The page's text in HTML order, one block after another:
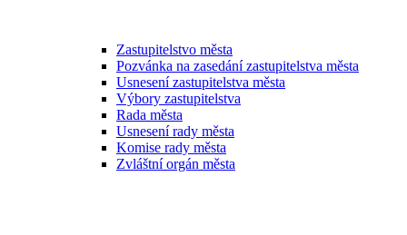
Zastupitelstvo města
Pozvánka na zasedání zastupitelstva města
Usnesení zastupitelstva města
Výbory zastupitelstva
Rada města
Usnesení rady města
Komise rady města
Zvláštní orgán města